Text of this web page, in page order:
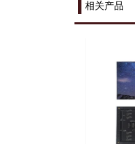
相关产品